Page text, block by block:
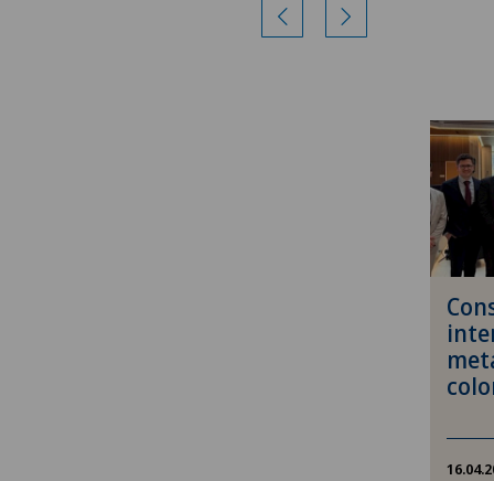
Struma
Calcificazione della spalla
Cancro alla prostata
Capsulite adesiva o spalla